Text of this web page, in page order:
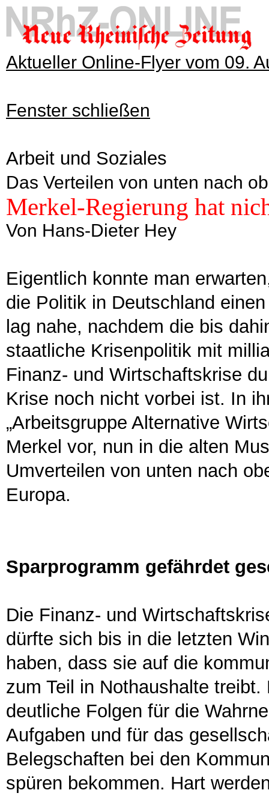
Aktueller Online-Flyer vom 09.
Fenster schließen
Arbeit und Soziales
Das Verteilen von unten nach
Merkel-Regierung hat
Von Hans-Dieter Hey
Eigentlich konnte man
die Politik in Deutschland
lag nahe, nachdem die bis
staatliche Krisenpolitik mit
Finanz- und Wirtschaftskrise
Krise noch nicht vorbei ist. In
„Arbeitsgruppe Alternative
Merkel vor, nun in die alten
Umverteilen von unten nach
Europa.
Sparprogramm gefährdet
Die Finanz- und
dürfte sich bis in die letzten
haben, dass sie auf die
zum Teil in Nothaushalte
deutliche Folgen für die
Aufgaben und für das
Belegschaften bei den
spüren bekommen. Hart